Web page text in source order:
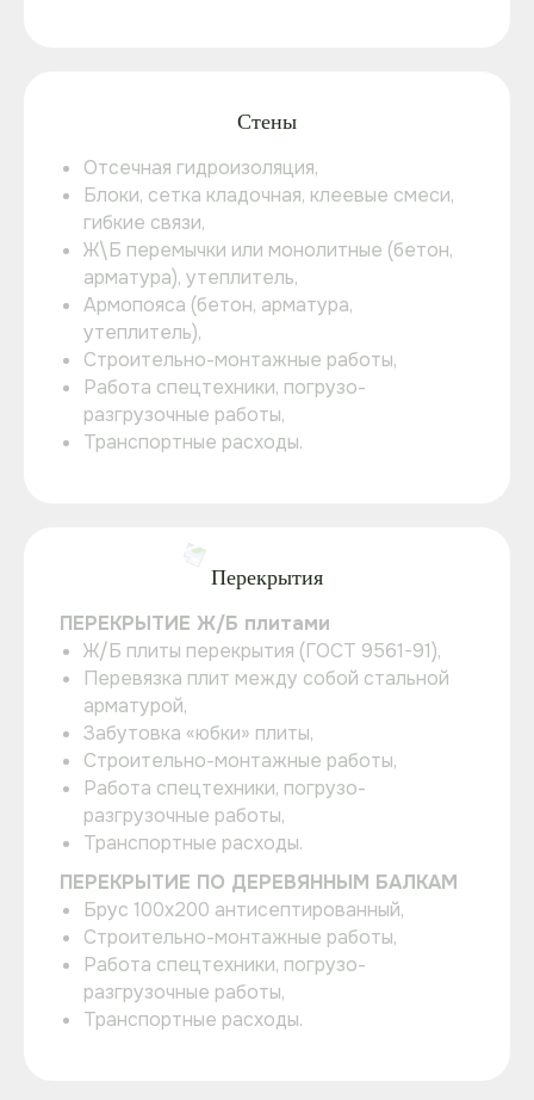
Стены
Отсечная гидроизоляция,
Блоки, сетка кладочная, клеевые смеси,
гибкие связи,
Ж\Б перемычки или монолитные (бетон,
арматура), утеплитель,
Армопояса (бетон, арматура,
утеплитель),
Строительно-монтажные работы,
Работа спецтехники, погрузо-
разгрузочные работы,
Транспортные расходы.
Перекрытия
ПЕРЕКРЫТИЕ Ж/Б плитами
Ж/Б плиты перекрытия (ГОСТ 9561-91),
Перевязка плит между собой стальной
арматурой,
Забутовка «юбки» плиты,
Строительно-монтажные работы,
Работа спецтехники, погрузо-
разгрузочные работы,
Транспортные расходы.
ПЕРЕКРЫТИЕ ПО ДЕРЕВЯННЫМ БАЛКАМ
Брус 100х200 антисептированный,
Строительно-монтажные работы,
Работа спецтехники, погрузо-
разгрузочные работы,
Транспортные расходы.